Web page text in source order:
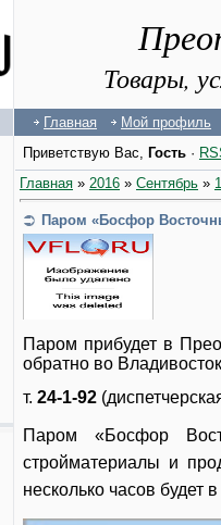
Товары,
Главная Мой профиль
Приветствую Вас, Гость ·
Главная » 2016 » Сентябрь »
Паром «Босфор
Паром прибудет в
обратно во
т. 24-1-92 (
Паром «Босфор
стройматериалы и
несколько часов будет